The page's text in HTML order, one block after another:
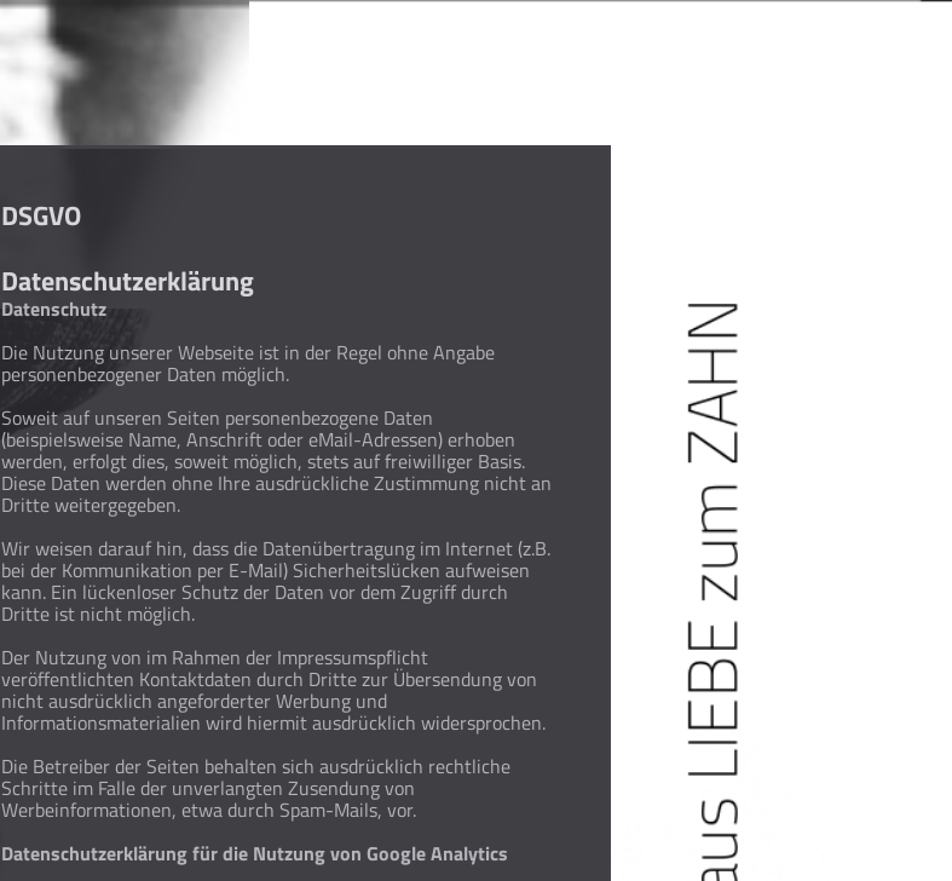
DSGVO
Datenschutzerklärung
Datenschutz
Die Nutzung unserer Webseite ist in der Regel ohne Angabe
personenbezogener Daten möglich.
Soweit auf unseren Seiten personenbezogene Daten
(beispielsweise Name, Anschrift oder eMail-Adressen) erhoben
werden, erfolgt dies, soweit möglich, stets auf freiwilliger Basis.
Diese Daten werden ohne Ihre ausdrückliche Zustimmung nicht an
Dritte weitergegeben.
Wir weisen darauf hin, dass die Datenübertragung im Internet (z.B.
bei der Kommunikation per E-Mail) Sicherheitslücken aufweisen
kann. Ein lückenloser Schutz der Daten vor dem Zugriff durch
Dritte ist nicht möglich.
Der Nutzung von im Rahmen der Impressumspflicht
veröffentlichten Kontaktdaten durch Dritte zur Übersendung von
nicht ausdrücklich angeforderter Werbung und
Informationsmaterialien wird hiermit ausdrücklich widersprochen.
Die Betreiber der Seiten behalten sich ausdrücklich rechtliche
Schritte im Falle der unverlangten Zusendung von
Werbeinformationen, etwa durch Spam-Mails, vor.
Datenschutzerklärung für die Nutzung von Google Analytics